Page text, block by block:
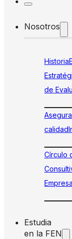
Nosotros
Historia
de
calidad
Círculo
Estudia
en la FEN